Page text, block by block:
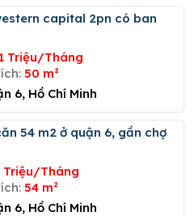
Triệu/Tháng
50 m²
6, Hồ Chí Minh
Triệu/Tháng
54 m²
6, Hồ Chí Minh